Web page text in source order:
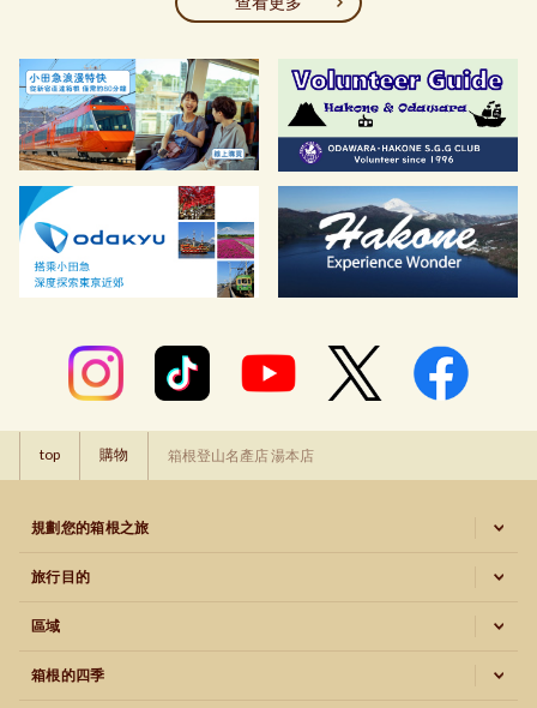
top 購物 箱根登山名產店 湯本店
規劃您的箱根之旅
旅行目的
區域
箱根的四季